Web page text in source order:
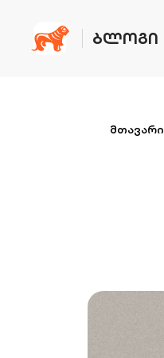
ᲑᲚᲝᲒᲘ
მთავარი